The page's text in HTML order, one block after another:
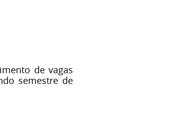
de vagas
semestre de